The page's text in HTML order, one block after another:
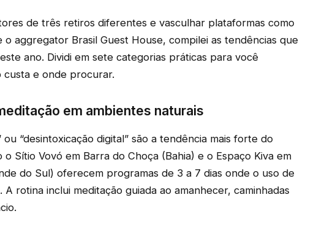
de três retiros diferentes e vasculhar plataformas como
aggregator Brasil Guest House, compilei as tendências que
ano. Dividi em sete categorias práticas para você
e onde procurar.
em ambientes naturais
ou “desintoxicação digital” são a tendência mais forte do
Sítio Vovó em Barra do Choça (Bahia) e o Espaço Kiva em
do Sul) oferecem programas de 3 a 7 dias onde o uso de
rotina inclui meditação guiada ao amanhecer, caminhadas